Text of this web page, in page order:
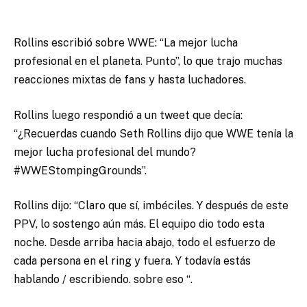
Rollins escribió sobre WWE: “La mejor lucha
profesional en el planeta. Punto”, lo que trajo muchas
reacciones mixtas de fans y hasta luchadores.
Rollins luego respondió a un tweet que decía:
“¿Recuerdas cuando Seth Rollins dijo que WWE tenía la
mejor lucha profesional del mundo?
#WWEStompingGrounds”.
Rollins dijo: “Claro que sí, imbéciles. Y después de este
PPV, lo sostengo aún más. El equipo dio todo esta
noche. Desde arriba hacia abajo, todo el esfuerzo de
cada persona en el ring y fuera. Y todavía estás
hablando / escribiendo. sobre eso “.